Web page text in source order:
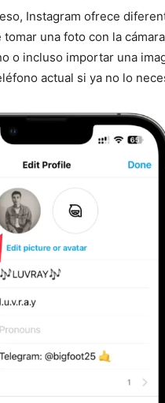
Instagram ofrece
una foto con la
o incluso importar una
actual si ya no lo